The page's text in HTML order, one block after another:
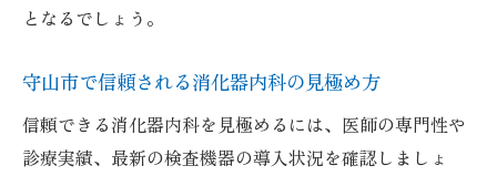
となるでしょう。
守山市で信頼される消化器内科の見極め方
信頼できる消化器内科を見極めるには、医師の専門性や
診療実績、最新の検査機器の導入状況を確認しましょ